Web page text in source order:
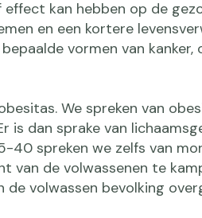
kan hebben op de
en een kortere
vormen van
We spreken van
is dan sprake van
40 spreken we zelfs van
van de volwassenen te
volwassen bevolking